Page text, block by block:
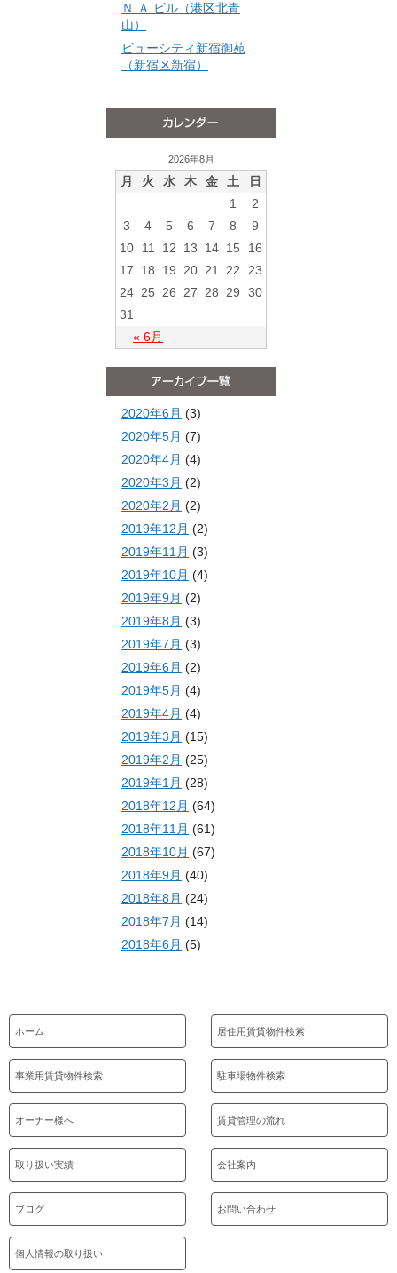
Ｎ.Ａ.ビル（港区北青
山）
ビューシティ新宿御苑
（新宿区新宿）
2026年8月
月 火 水 木 金 土 日
« 6月
1
2
3
4 5 6 7 8
9
10
11 12 13 14 15
16
17
18 19 20 21 22
23
24 25 26 27 28 29
30
31
2020年6月 (3)
2020年5月 (7)
2020年4月 (4)
2020年3月 (2)
2020年2月 (2)
2019年12月 (2)
2019年11月 (3)
2019年10月 (4)
2019年9月 (2)
2019年8月 (3)
2019年7月 (3)
2019年6月 (2)
2019年5月 (4)
2019年4月 (4)
2019年3月 (15)
2019年2月 (25)
2019年1月 (28)
2018年12月 (64)
2018年11月 (61)
2018年10月 (67)
2018年9月 (40)
2018年8月 (24)
2018年7月 (14)
2018年6月 (5)
ホーム 居住用賃貸物件検索
事業用賃貸物件検索 駐車場物件検索
オーナー様へ 賃貸管理の流れ
取り扱い実績 会社案内
ブログ お問い合わせ
個人情報の取り扱い